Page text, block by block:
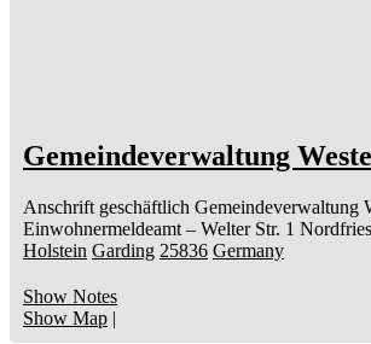
Gemeindeverwaltung
Anschrift geschäftlich Gemeindeverwaltung
Einwohnermeldeamt – Welter Str. 1
Holstein Garding 25836 Germany
Show Notes
Show Map |